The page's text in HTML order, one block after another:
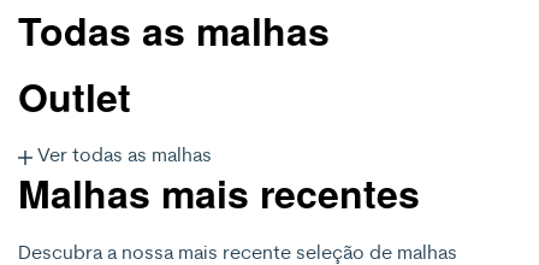
Todas as malhas
Outlet
Ver todas as malhas
Malhas mais recentes
Descubra a nossa mais recente seleção de malhas